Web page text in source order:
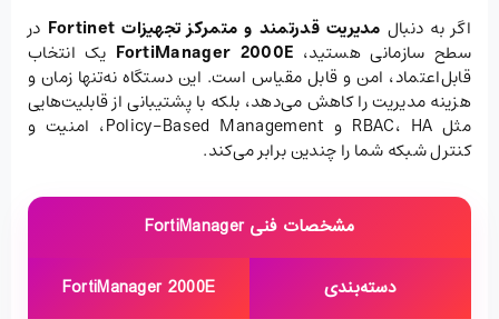
اگر به دنبال مدیریت قدرتمند و متمرکز تجهیزاتFortinet
در
سطح سازمانی هستید، FortiManager 2000E یک انتخاب
قابل‌اعتماد، امن و قابل مقیاس است. این دستگاه نه‌تنها زمان و
هزینه مدیریت را کاهش می‌دهد، بلکه با پشتیبانی از قابلیت‌هایی
مثل RBAC، HA و Policy-Based Management، امنیت و
کنترل شبکه شما را چندین برابر می‌کند.
مشخصات فنی FortiManager
دسته‌بندی FortiManager 2000E